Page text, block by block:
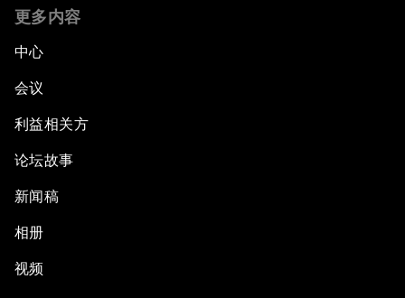
更多内容
中心
会议
利益相关方
论坛故事
新闻稿
相册
视频